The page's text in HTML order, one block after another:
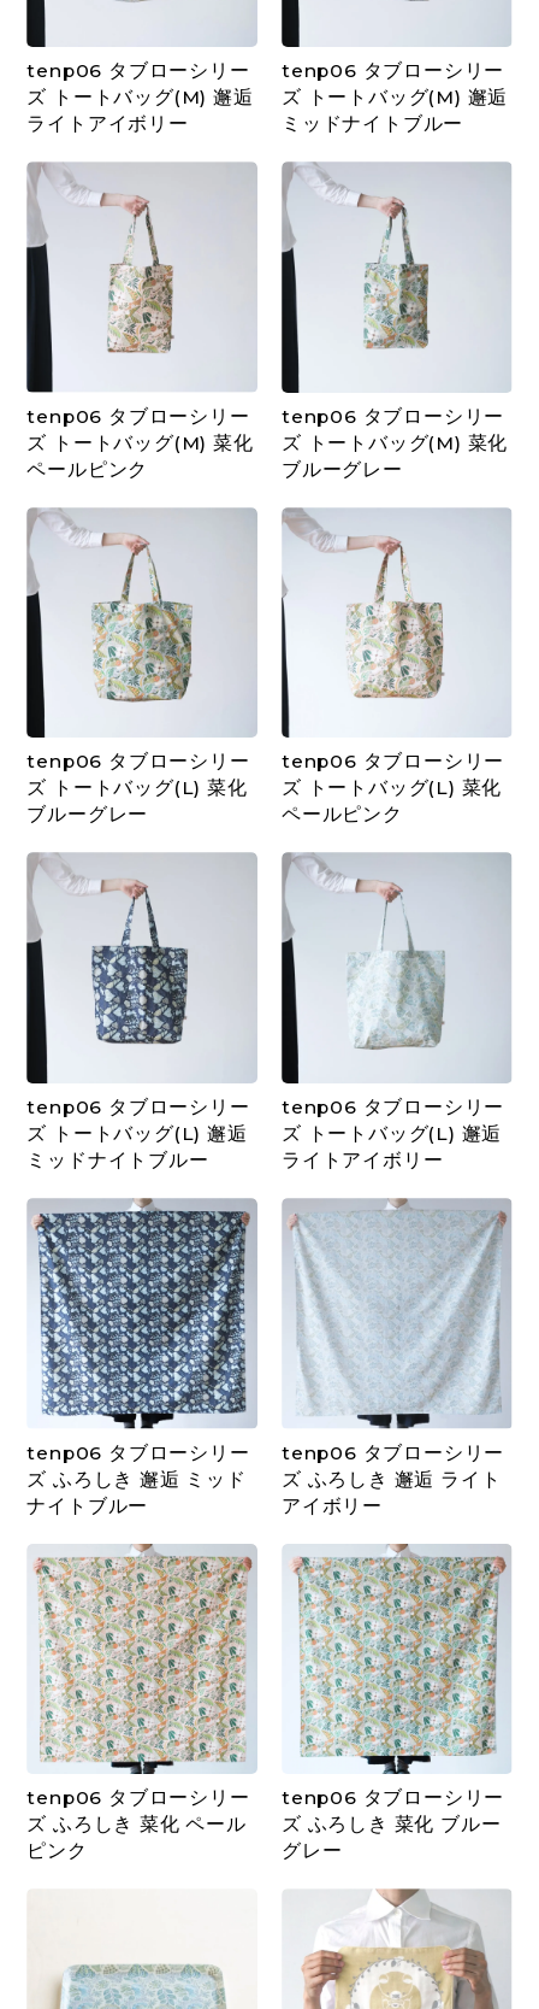
tenp06 タブローシリー
ズ トートバッグ(M) 邂逅
ライトアイボリー
tenp06 タブローシリー
ズ トートバッグ(M) 邂逅
ミッドナイトブルー
tenp06 タブローシリー
ズ トートバッグ(M) 菜化
ペールピンク
tenp06 タブローシリー
ズ トートバッグ(M) 菜化
ブルーグレー
tenp06 タブローシリー
ズ トートバッグ(L) 菜化
ブルーグレー
tenp06 タブローシリー
ズ トートバッグ(L) 菜化
ペールピンク
tenp06 タブローシリー
ズ トートバッグ(L) 邂逅
ミッドナイトブルー
tenp06 タブローシリー
ズ トートバッグ(L) 邂逅
ライトアイボリー
tenp06 タブローシリー
ズ ふろしき 邂逅 ミッド
ナイトブルー
tenp06 タブローシリー
ズ ふろしき 邂逅 ライト
アイボリー
tenp06 タブローシリー
ズ ふろしき 菜化 ペール
ピンク
tenp06 タブローシリー
ズ ふろしき 菜化 ブルー
グレー